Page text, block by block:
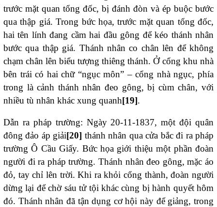
trước mặt quan tổng đốc, bị đánh đòn và ép buộc bước
qua thập giá. Trong bức họa, trước mặt quan tổng đốc,
hai tên lính đang cầm hai đầu gông để kéo thánh nhân
bước qua thập giá. Thánh nhân co chân lên để không
chạm chân lên biểu tượng thiêng thánh. Ở cổng khu nhà
bên trái có hai chữ “ngục môn” – cổng nhà ngục, phía
trong là cảnh thánh nhân đeo gông, bị cùm chân, với
nhiều tù nhân khác xung quanh[19].
Dẫn ra pháp trường: Ngày 20-11-1837, một đội quân
đông đảo áp giải[20] thánh nhân qua cửa bắc đi ra pháp
trường Ô Cầu Giấy. Bức họa giới thiệu một phần đoàn
người đi ra pháp trường. Thánh nhân đeo gông, mặc áo
đỏ, tay chỉ lên trời. Khi ra khỏi cổng thành, đoàn người
dừng lại để chờ sáu tử tội khác cùng bị hành quyết hôm
đó. Thánh nhân đã tận dụng cơ hội này để giảng, trong